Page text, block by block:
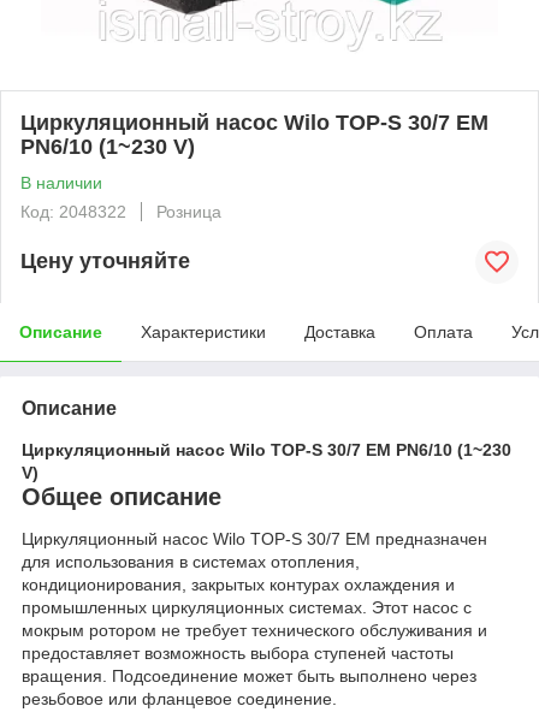
Циркуляционный насос Wilo TOP-S 30/7 EM
PN6/10 (1~230 V)
В наличии
Код: 2048322
Розница
Цену уточняйте
Описание Характеристики Доставка Оплата
Описание
Циркуляционный насос Wilo TOP-S 30/7 EM PN6/10 (1~230
V)
Общее описание
Циркуляционный насос Wilo TOP-S 30/7 EM предназначен
для использования в системах отопления,
кондиционирования, закрытых контурах охлаждения и
промышленных циркуляционных системах. Этот насос с
мокрым ротором не требует технического обслуживания и
предоставляет возможность выбора ступеней частоты
вращения. Подсоединение может быть выполнено через
резьбовое или фланцевое соединение.